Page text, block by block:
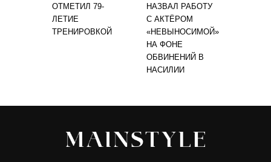
ОТМЕТИЛ 79-
ЛЕТИЕ
ТРЕНИРОВКОЙ
НАЗВАЛ РАБОТУ
С АКТЁРОМ
«НЕВЫНОСИМОЙ»
НА ФОНЕ
ОБВИНЕНИЙ В
НАСИЛИИ